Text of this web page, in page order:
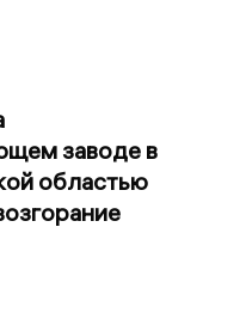
заводе в
областью